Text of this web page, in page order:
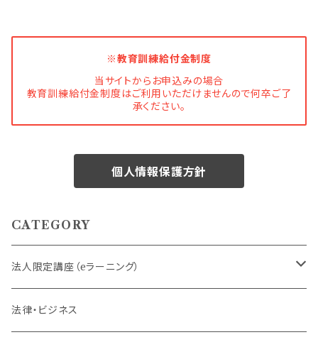
※教育訓練給付金制度
当サイトからお申込みの場合
教育訓練給付金制度はご利用いただけませんので何卒ご了
承ください。
個人情報保護方針
CATEGORY
法人限定講座（eラーニング）
内定者・新入社員
法律・ビジネス